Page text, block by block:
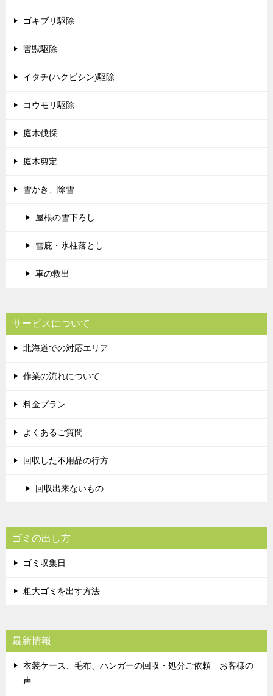
ゴキブリ駆除
害獣駆除
イタチ(ハクビシン)駆除
コウモリ駆除
庭木伐採
庭木剪定
雪かき、除雪
屋根の雪下ろし
雪庇・氷柱落とし
車の救出
サービスについて
北海道での対応エリア
作業の流れについて
料金プラン
よくあるご質問
回収した不用品の行方
回収出来ないもの
ゴミの出し方
ゴミ収集日
粗大ゴミを出す方法
最新情報
衣装ケース、毛布、ハンガーの回収・処分ご依頼 お客様の
声